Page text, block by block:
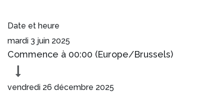
Date et heure
mardi 3 juin 2025
Commence à 00:00 (Europe/Brussels)
vendredi 26 décembre 2025